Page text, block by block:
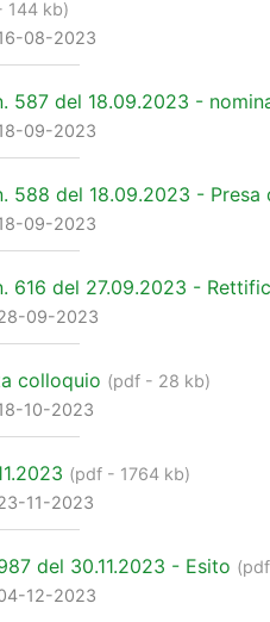
144 kb)
08-2023
587 del 18.09.2023 -
09-2023
588 del 18.09.2023 -
09-2023
616 del 27.09.2023 -
09-2023
colloquio (pdf - 28 kb)
10-2023
(pdf - 1764 kb)
11-2023
del 30.11.2023 - Esito
12-2023